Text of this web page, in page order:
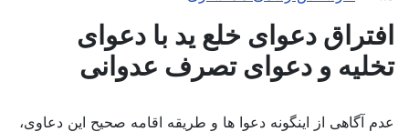
افتراق دعوای خلع ید با دعوای
تخلیه و دعوای تصرف عدوانی
عدم آگاهی از اینگونه دعوا ها و طریقه اقامه صحیح این دعاوی،